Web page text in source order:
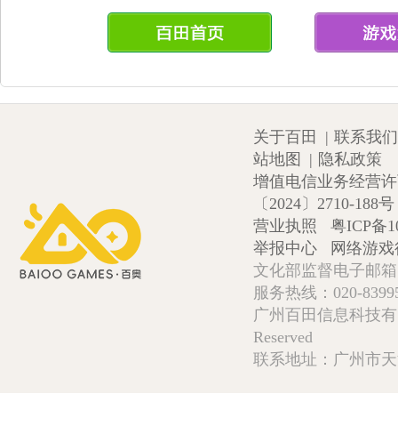
关于百田 | 联系我们
站地图
| 隐私政策
增值电信业务经营
〔2024〕2710-188号
营业执照
粤ICP备
举报中心
网络游
文化部监督电子邮
服务热线：020-
广州百田信息科技
Reserved
联系地址：广州市